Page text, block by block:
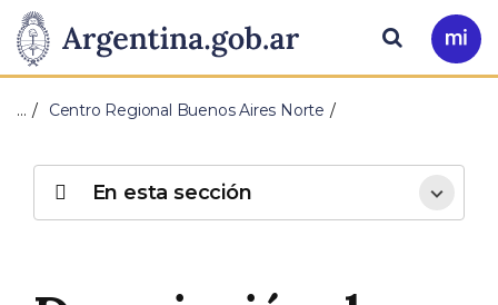
Presidencia
de
Nación
Pasar al contenido principal
Ir
a
Buscar
… Centro Regional Buenos Aires Norte
En esta sección